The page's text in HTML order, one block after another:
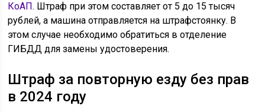
КоАП. Штраф при этом составляет от 5 до 15 тысяч
рублей, а машина отправляется на штрафстоянку. В
этом случае необходимо обратиться в отделение
ГИБДД для замены удостоверения.
Штраф за повторную езду без прав
в 2024 году